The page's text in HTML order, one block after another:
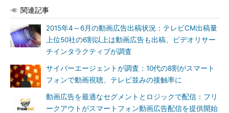
関連記事
2015年4～6月の動画広告出稿状況：テレビCM出稿量
上位50社の6割以上は動画広告も出稿、ビデオリサー
チインタラクティブが調査
サイバーエージェントが調査：10代の8割がスマート
フォンで動画視聴、テレビ並みの接触率に
動画広告を最適なセグメントとロジックで配信：フリ
ークアウトがスマートフォン動画広告配信を提供開始